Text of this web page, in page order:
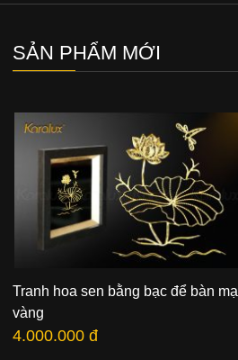
SẢN PHẨM MỚI
Tranh hoa sen bằng bạc để bàn mạ
vàng
4.000.000 đ